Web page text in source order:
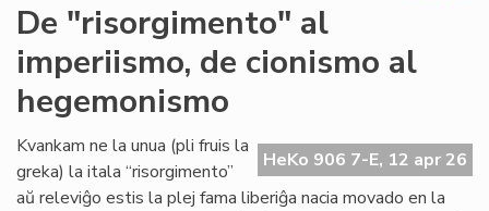
De "risorgimento" al
imperiismo, de cionismo al
hegemonismo
HeKo 906 7-E, 12 apr 26
Kvankam ne la unua (pli fruis la
greka) la itala “risorgimento”
aŭ releviĝo estis la plej fama liberiĝa nacia movado en la